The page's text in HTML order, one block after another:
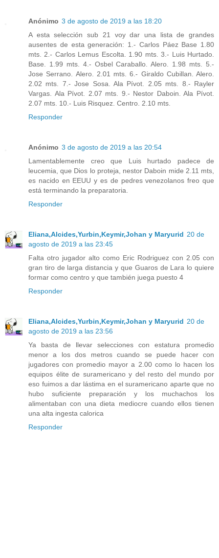
Anónimo 3 de agosto de 2019 a las 18:20
A esta selección sub 21 voy dar una lista de grandes
ausentes de esta generación: 1.- Carlos Páez Base 1.80
mts. 2.- Carlos Lemus Escolta. 1.90 mts. 3.- Luis Hurtado.
Base. 1.99 mts. 4.- Osbel Caraballo. Alero. 1.98 mts. 5.-
Jose Serrano. Alero. 2.01 mts. 6.- Giraldo Cubillan. Alero.
2.02 mts. 7.- Jose Sosa. Ala Pívot. 2.05 mts. 8.- Rayler
Vargas. Ala Pívot. 2.07 mts. 9.- Nestor Daboin. Ala Pívot.
2.07 mts. 10.- Luis Risquez. Centro. 2.10 mts.
Responder
Anónimo 3 de agosto de 2019 a las 20:54
Lamentablemente creo que Luis hurtado padece de
leucemia, que Dios lo proteja, nestor Daboin mide 2.11 mts,
es nacido en EEUU y es de pedres venezolanos freo que
está terminando la preparatoria.
Responder
Eliana,Alcides,Yurbin,Keymir,Johan y Maryurid 20 de
agosto de 2019 a las 23:45
Falta otro jugador alto como Eric Rodriguez con 2.05 con
gran tiro de larga distancia y que Guaros de Lara lo quiere
formar como centro y que también juega puesto 4
Responder
Eliana,Alcides,Yurbin,Keymir,Johan y Maryurid 20 de
agosto de 2019 a las 23:56
Ya basta de llevar selecciones con estatura promedio
menor a los dos metros cuando se puede hacer con
jugadores con promedio mayor a 2.00 como lo hacen los
equipos élite de suramericano y del resto del mundo por
eso fuimos a dar lástima en el suramericano aparte que no
hubo suficiente preparación y los muchachos los
alimentaban con una dieta mediocre cuando ellos tienen
una alta ingesta calorica
Responder